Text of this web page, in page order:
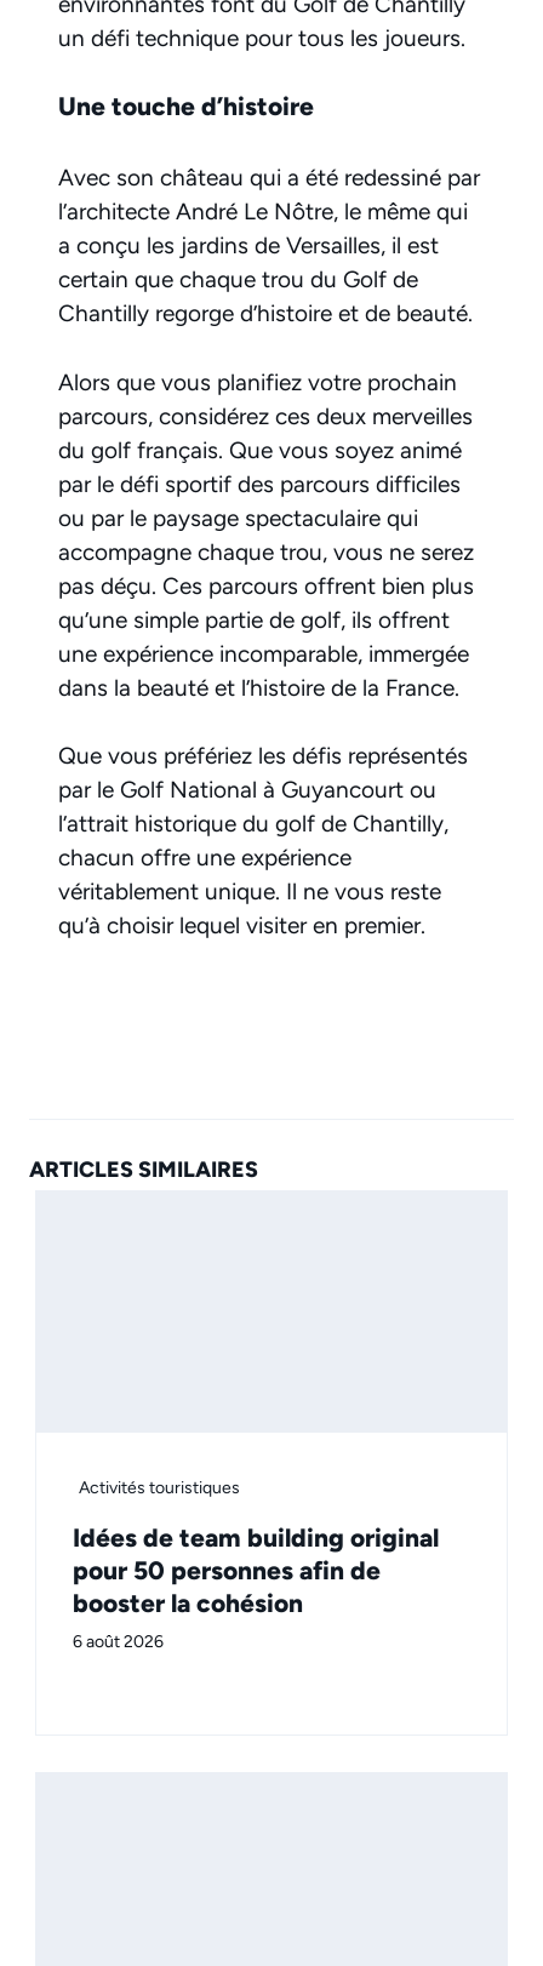
un défi technique pour tous les joueurs.
Une touche d’histoire
Avec son château qui a été redessiné par
l’architecte André Le Nôtre, le même qui
a conçu les jardins de Versailles, il est
certain que chaque trou du Golf de
Chantilly regorge d’histoire et de beauté.
Alors que vous planifiez votre prochain
parcours, considérez ces deux merveilles
du golf français. Que vous soyez animé
par le défi sportif des parcours difficiles
ou par le paysage spectaculaire qui
accompagne chaque trou, vous ne serez
pas déçu. Ces parcours offrent bien plus
qu’une simple partie de golf, ils offrent
une expérience incomparable, immergée
dans la beauté et l’histoire de la France.
Que vous préfériez les défis représentés
par le Golf National à Guyancourt ou
l’attrait historique du golf de Chantilly,
chacun offre une expérience
véritablement unique. Il ne vous reste
qu’à choisir lequel visiter en premier.
ARTICLES SIMILAIRES
Activités touristiques
Idées de team building original
pour 50 personnes afin de
booster la cohésion
6 août 2026